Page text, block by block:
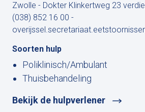
Zwolle - Dokter Klinkertweg 23
(038) 852 16 00 -
Soorten hulp
Poliklinisch/Ambulant
Thuisbehandeling
Bekijk de hulpverlener